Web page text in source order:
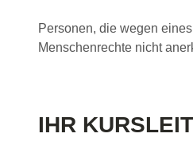
Personen, die wegen
Menschenrechte nicht
IHR